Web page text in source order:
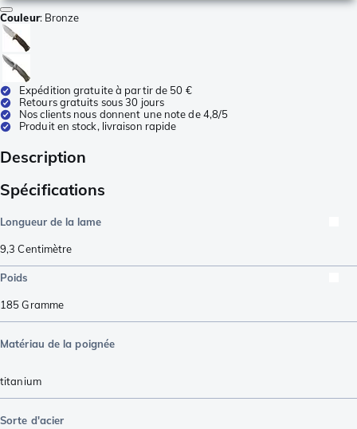
Couleur: Bronze
Expédition gratuite à partir de 50 €
Retours gratuits sous 30 jours
Nos clients nous donnent une note de 4,8/5
Produit en stock, livraison rapide
Description
Spécifications
Longueur de la lame
9,3 Centimètre
Poids
185Gramme
Matériau de la poignée
titanium
Sorte d'acier